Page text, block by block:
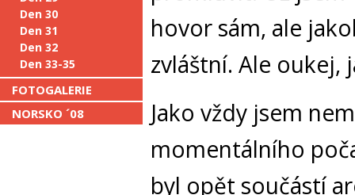
Den 30
Den 31
Den 32
Den 33-35
FOTOGALERIE
NORSKO ´08
hovor sám, ale
zvláštní. Ale oukej,
Jako vždy jsem
momentálního
byl opět součástí